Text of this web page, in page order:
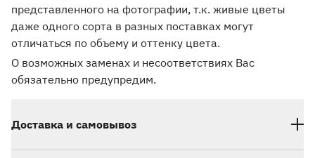
представленного на фотографии, т.к. живые цветы
даже одного сорта в разных поставках могут
отличаться по объему и оттенку цвета.
О возможных заменах и несоответствиях Вас
обязательно предупредим.
Доставка и самовывоз